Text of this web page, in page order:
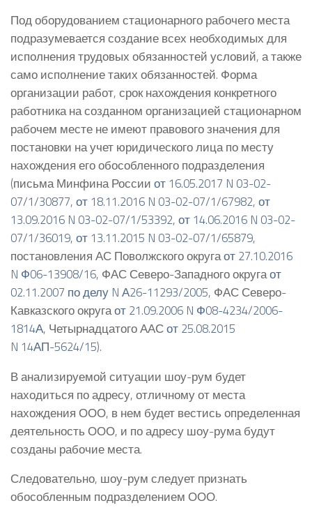
Под оборудованием стационарного рабочего места
подразумевается создание всех необходимых для
исполнения трудовых обязанностей условий, а также
само исполнение таких обязанностей. Форма
организации работ, срок нахождения конкретного
работника на созданном организацией стационарном
рабочем месте не имеют правового значения для
постановки на учет юридического лица по месту
нахождения его обособленного подразделения
(письма Минфина России от 16.05.2017 N 03-02-
07/1/30877, от 18.11.2016 N 03-02-07/1/67982, от
13.09.2016 N 03-02-07/1/53392, от 14.06.2016 N 03-02-
07/1/36019, от 13.11.2015 N 03-02-07/1/65879,
постановления АС Поволжского округаот 27.10.2016
N Ф06-13908/16, ФАС Северо-Западного округаот
02.11.2007 по делу N А26-11293/2005, ФАС Северо-
Кавказского округаот 21.09.2006 N Ф08-4234/2006-
1814А, Четырнадцатого ААСот 25.08.2015
N 14АП-5624/15).
В анализируемой ситуации шоу-рум будет
находиться по адресу, отличному от места
нахождения ООО, в нем будет вестись определенная
деятельность ООО, и по адресу шоу-рума будут
созданы рабочие места.
Следовательно, шоу-рум следует признать
обособленным подразделением ООО.